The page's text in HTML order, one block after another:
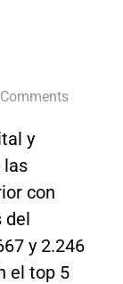
y
las
con
del
y 2.246
el top 5